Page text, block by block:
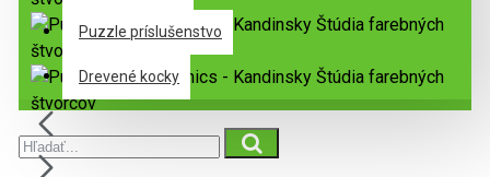
Puzzle príslušenstvo
Drevené kocky